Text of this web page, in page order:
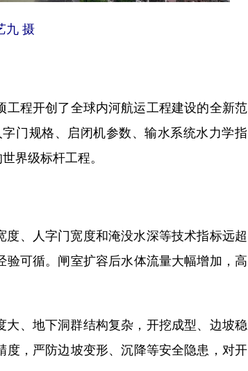
九 摄
程开创了全球内河航运工程建设的全新范
门规格、启闭机参数、输水系统水力学指
界级标杆工程。
、人字门宽度和淹没水深等技术指标远超
可循。闸室扩容后水体流量大幅增加，高
、地下洞群结构复杂，开挖成型、边坡稳
度，严防边坡变形、沉降等安全隐患，对开